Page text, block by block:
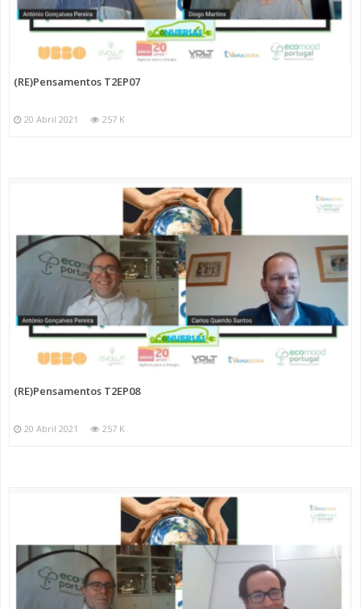
(RE)Pensamentos T2EP07
20 Abril 2021 257 K
(RE)Pensamentos T2EP08
20 Abril 2021 257 K